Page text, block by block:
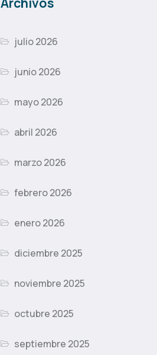
julio 2026
junio 2026
mayo 2026
abril 2026
marzo 2026
febrero 2026
enero 2026
diciembre 2025
noviembre 2025
octubre 2025
septiembre 2025